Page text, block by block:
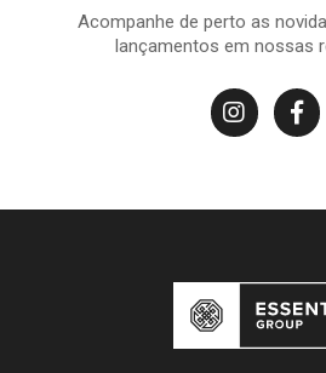
Acompanhe de perto as
lançamentos em nossas